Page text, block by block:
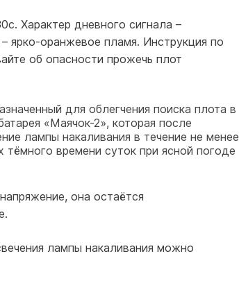
Характер дневного сигнала –
ярко-оранжевое пламя. Инструкция по
об опасности прожечь плот
для облегчения поиска плота в
«Маячок-2», которая после
лампы накаливания в течение не менее
времени суток при ясной погоде
она остаётся
лампы накаливания можно